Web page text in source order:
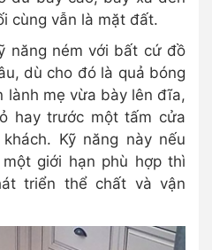
cùng vẫn là mặt đất.
năng ném với bất cứ đồ
dù cho đó là quả bóng
lành mẹ vừa bày lên đĩa,
hay trước một tấm cửa
Kỹ năng này nếu
giới hạn phù hợp thì
triển thể chất và vận